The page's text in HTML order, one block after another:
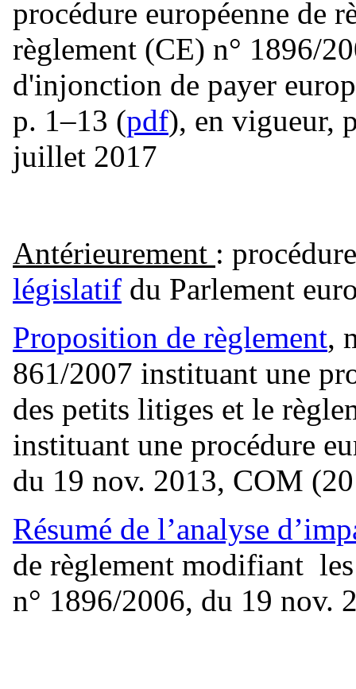
procédure européenne de
règlement (CE) n° 1896/
d'injonction de payer
p. 1–13 (pdf), en vigueur,
juillet 2017
Antérieurement :
législatif du Parlement
Proposition de règlement,
861/2007 instituant une
des petits litiges et le
instituant une procédure
du 19 nov. 2013, COM
Résumé de l’analyse
de règlement modifiant
n° 1896/2006, du 19 nov.